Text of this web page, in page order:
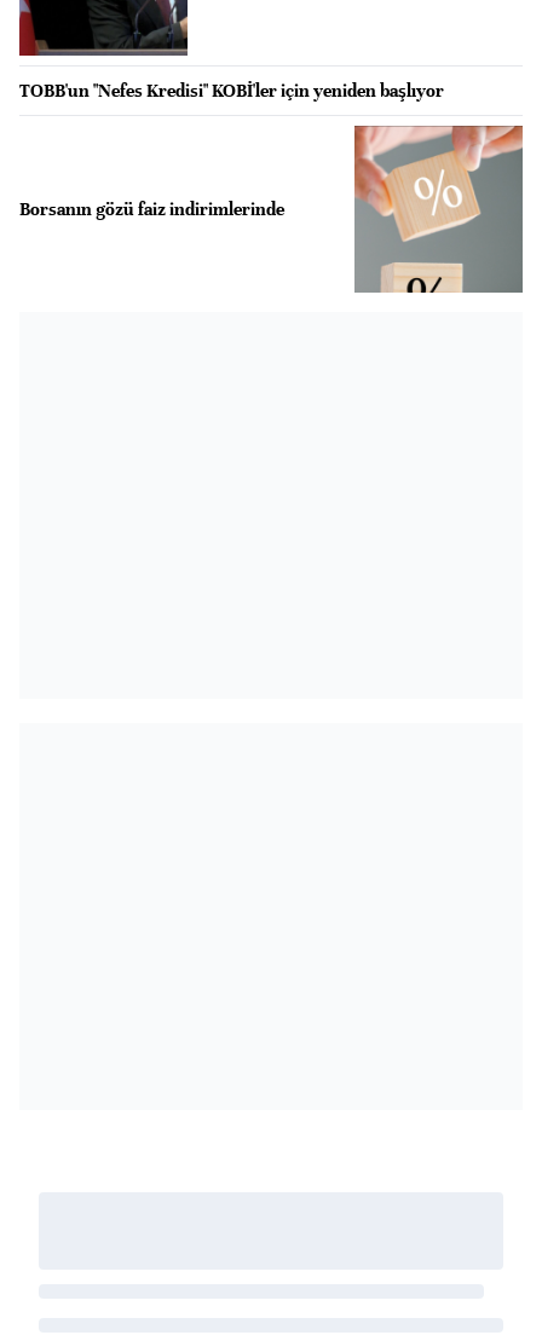
TOBB'un "Nefes Kredisi" KOBİ'ler için yeniden başlıyor
Borsanın gözü faiz indirimlerinde